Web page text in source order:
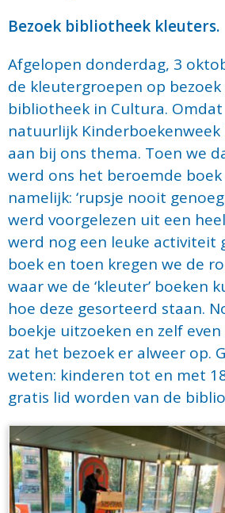
Bezoek bibliotheek kleuters.
Afgelopen donderdag, 3
de kleutergroepen op
bibliotheek in Cultura.
natuurlijk
aan bij ons thema. Toen we
werd ons het beroemde
namelijk: ‘rupsje nooit
werd voorgelezen uit een
werd nog een leuke activiteit
boek en toen kregen we de
waar we de ‘kleuter’ boeken
hoe deze gesorteerd staan.
boekje uitzoeken en zelf
zat het bezoek er alweer op.
weten: kinderen tot en met
gratis lid worden van de